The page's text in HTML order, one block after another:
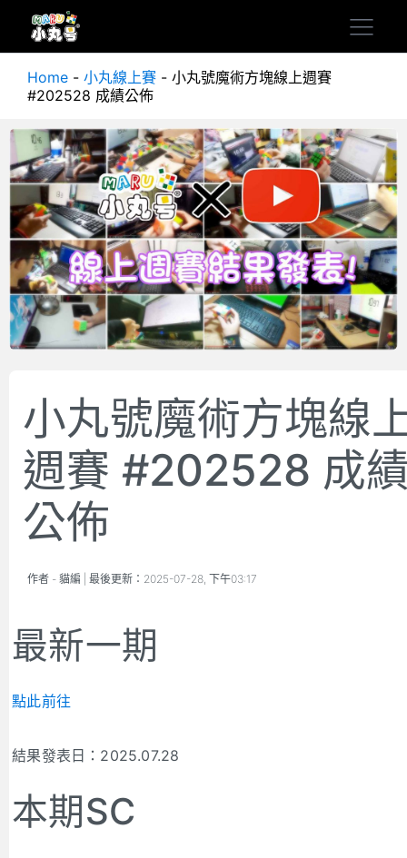
Home - 小丸線上賽 - 小丸號魔術方塊線上週賽
#202528 成績公佈
小丸號魔術方塊線
週賽 #202528 成
公佈
作者 - 貓編 | 最後更新： 2025-07-28, 下午03:17
最新一期
點此前往
結果發表日：2025.07.28
本期SC